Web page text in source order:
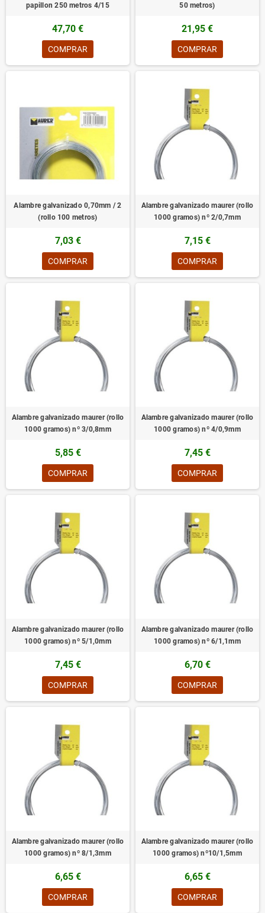
papillon 250 metros 4/15
47,70 €
COMPRAR
50 metros)
21,95 €
COMPRAR
Alambre galvanizado 0,70mm / 2
(rollo 100 metros)
7,03 €
COMPRAR
Alambre galvanizado maurer (rollo
1000 gramos) nº 2/0,7mm
7,15 €
COMPRAR
Alambre galvanizado maurer (rollo
1000 gramos) nº 3/0,8mm
5,85 €
COMPRAR
Alambre galvanizado maurer (rollo
1000 gramos) nº 4/0,9mm
7,45 €
COMPRAR
Alambre galvanizado maurer (rollo
1000 gramos) nº 5/1,0mm
7,45 €
COMPRAR
Alambre galvanizado maurer (rollo
1000 gramos) nº 6/1,1mm
6,70 €
COMPRAR
Alambre galvanizado maurer (rollo
1000 gramos) nº 8/1,3mm
6,65 €
COMPRAR
Alambre galvanizado maurer (rollo
1000 gramos) nº10/1,5mm
6,65 €
COMPRAR